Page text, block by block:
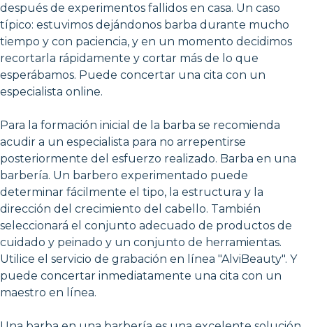
después de experimentos fallidos en casa. Un caso
típico: estuvimos dejándonos barba durante mucho
tiempo y con paciencia, y en un momento decidimos
recortarla rápidamente y cortar más de lo que
esperábamos. Puede concertar una cita con un
especialista online.
Para la formación inicial de la barba se recomienda
acudir a un especialista para no arrepentirse
posteriormente del esfuerzo realizado. Barba en una
barbería. Un barbero experimentado puede
determinar fácilmente el tipo, la estructura y la
dirección del crecimiento del cabello. También
seleccionará el conjunto adecuado de productos de
cuidado y peinado y un conjunto de herramientas.
Utilice el servicio de grabación en línea "AlviBeauty". Y
puede concertar inmediatamente una cita con un
maestro en línea.